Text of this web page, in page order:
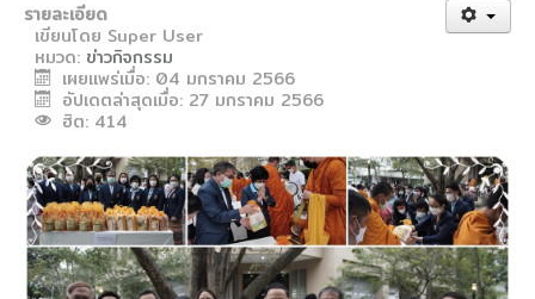
แบบฟอร์มดาวน์โหลด
วิชาการ
อัตราจัดเก็บเงินประเภทต่างๆ ของสถาบัน
รายละเอียด
เขียนโดย Super User
หมวด: ข่าวกิจกรรม
เผยแพร่เมื่อ: 04 มกราคม 2566
อัปเดตล่าสุดเมื่อ: 27 มกราคม 2566
ฮิต: 414